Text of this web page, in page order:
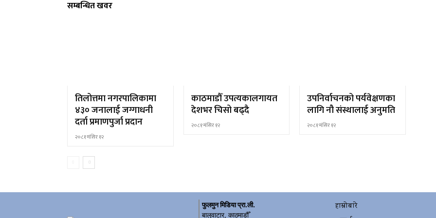
सम्बन्धित खवर
तिलोत्तमा नगरपालिकामा
४३० जनालाई जग्गाधनी
दर्ता प्रमाणपुर्जा प्रदान
२०८१ मंसिर १२
काठमाडौँ उपत्यकालगायत
देशभर चिसो बढ्दै
२०८१ मंसिर १२
उपनिर्वाचनको पर्यवेक्षणका
लागि नौ संस्थालाई अनुमति
२०८१ मंसिर १२
फुलमुन मिडिया प्रा.ली.
बालुवाटार, काठमाडौँ
हाम्रोबारे